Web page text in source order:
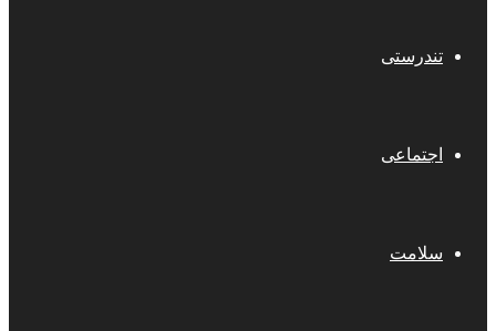
تندرستی
اجتماعی
سلامت